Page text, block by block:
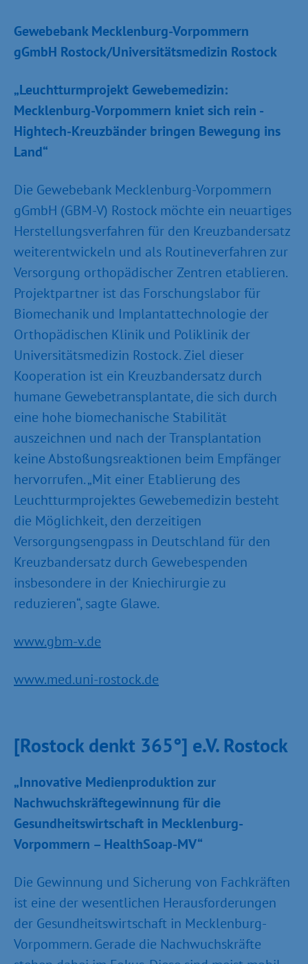
Gewebebank Mecklenburg-Vorpommern
gGmbH Rostock/Universitätsmedizin Rostock
„Leuchtturmprojekt Gewebemedizin:
Mecklenburg-Vorpommern kniet sich rein -
Hightech-Kreuzbänder bringen Bewegung ins
Land“
Die Gewebebank Mecklenburg-Vorpommern
gGmbH (GBM-V) Rostock möchte ein neuartiges
Herstellungsverfahren für den Kreuzbandersatz
weiterentwickeln und als Routineverfahren zur
Versorgung orthopädischer Zentren etablieren.
Projektpartner ist das Forschungslabor für
Biomechanik und Implantattechnologie der
Orthopädischen Klinik und Poliklinik der
Universitätsmedizin Rostock. Ziel dieser
Kooperation ist ein Kreuzbandersatz durch
humane Gewebetransplantate, die sich durch
eine hohe biomechanische Stabilität
auszeichnen und nach der Transplantation
keine Abstoßungsreaktionen beim Empfänger
hervorrufen. „Mit einer Etablierung des
Leuchtturmprojektes Gewebemedizin besteht
die Möglichkeit, den derzeitigen
Versorgungsengpass in Deutschland für den
Kreuzbandersatz durch Gewebespenden
insbesondere in der Kniechirurgie zu
reduzieren“, sagte Glawe.
www.gbm-v.de
www.med.uni-rostock.de
[Rostock denkt 365°] e.V. Rostock
„Innovative Medienproduktion zur
Nachwuchskräftegewinnung für die
Gesundheitswirtschaft in Mecklenburg-
Vorpommern – HealthSoap-MV“
Die Gewinnung und Sicherung von Fachkräften
ist eine der wesentlichen Herausforderungen
der Gesundheitswirtschaft in Mecklenburg-
Vorpommern. Gerade die Nachwuchskräfte